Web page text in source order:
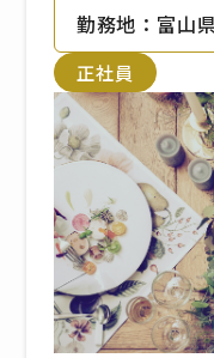
勤務地：富山県
正社員